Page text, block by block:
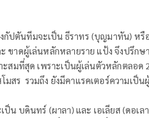
ปตันทีมจะเป็น ธีราทร (บุญมาทัน) หรื
ขาดผู้เล่นหลักหลายราย แป้ง จึงปรึกษ
สมที่สุด เพราะเป็นผู้เล่นตัวหลักตลอ
สร รวมถึง ยังมีคาแรคเตอร์ความเป็น
น บดินทร์ (ผาลา) และ เอเลียส (ดอเล